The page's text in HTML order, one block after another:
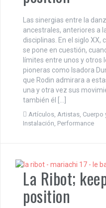
Las sinergias entre la
ancestrales, anteriores a
disciplinas. En el siglo
se pone en cuestión,
límites entre unos y otros
pioneras como Isadora
que Rodin admirara a
una y otra vez sus
también él […]
Artículos, Artistas, Cuerpo
Instalación, Performance
La Ribot;
position